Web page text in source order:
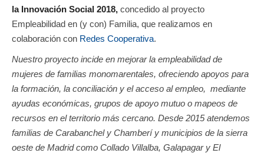
la Innovación Social 2018, concedido al proyecto
Empleabilidad en (y con) Familia, que realizamos en
colaboración con Redes Cooperativa.
Nuestro proyecto incide en mejorar la empleabilidad de
mujeres de familias monomarentales, ofreciendo apoyos para
la formación, la conciliación y el acceso al empleo, mediante
ayudas económicas, grupos de apoyo mutuo o mapeos de
recursos en el territorio más cercano. Desde 2015 atendemos
familias de Carabanchel y Chamberí y municipios de la sierra
oeste de Madrid como Collado Villalba, Galapagar y El